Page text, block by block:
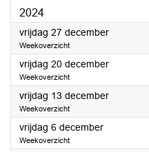
2024
vrijdag 27 december2024
Weekoverzicht
vrijdag 20 december2024
Weekoverzicht
vrijdag 13 december2024
Weekoverzicht
vrijdag 6 december2024
Weekoverzicht